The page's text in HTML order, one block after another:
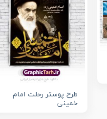
طرح پوستر رحلت امام
خمینی